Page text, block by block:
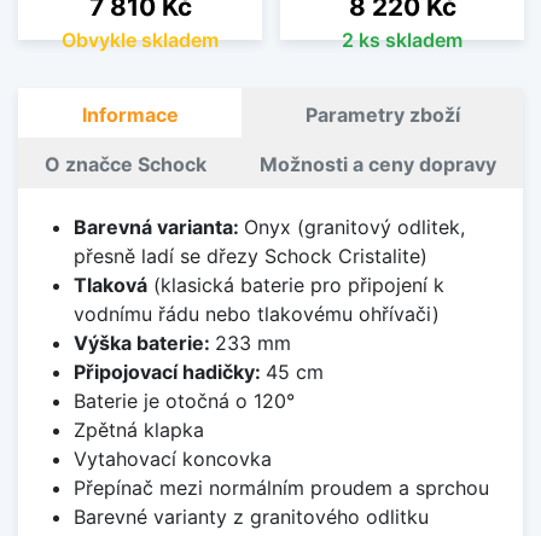
7 810 Kč
Obvykle skladem
8 220 Kč
2 ks skladem
Informace Parametry zboží
O značce Schock Možnosti a ceny dopravy
Barevná varianta: Onyx (granitový odlitek,
přesně ladí se dřezy Schock Cristalite)
Tlaková(klasická baterie pro připojení k
vodnímu řádu nebo tlakovému ohřívači)
Výška baterie: 233 mm
Připojovací hadičky: 45 cm
Baterie je otočná o 120°
Zpětná klapka
Vytahovací koncovka
Přepínač mezi normálním proudem a sprchou
Barevné varianty z granitového odlitku